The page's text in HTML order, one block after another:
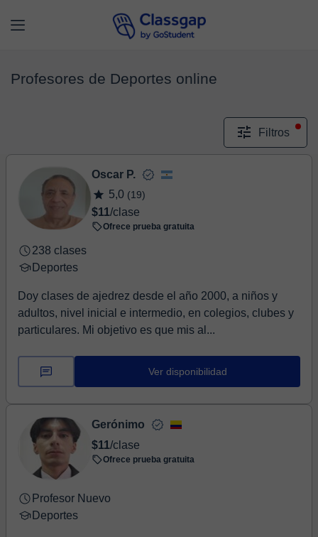
Profesores de Deportes online
Filtros
Oscar P.
5,0 (19)
$11/clase
Ofrece prueba gratuita
238 clases
Deportes
Doy clases de ajedrez desde el año 2000, a niños y
adultos, nivel inicial e intermedio, en colegios, clubes y
particulares. Mi objetivo es que mis al...
Ver disponibilidad
Gerónimo
$11/clase
Ofrece prueba gratuita
Profesor Nuevo
Deportes